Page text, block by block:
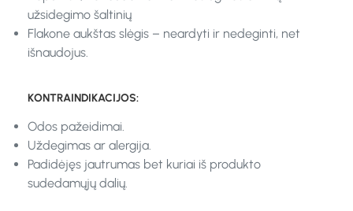
užsidegimo šaltinių
Flakone aukštas slėgis – neardyti ir nedeginti, net
išnaudojus.
KONTRAINDIKACIJOS:
Odos pažeidimai.
Uždegimas ar alergija.
Padidėjęs jautrumas bet kuriai iš produkto
sudedamųjų dalių.